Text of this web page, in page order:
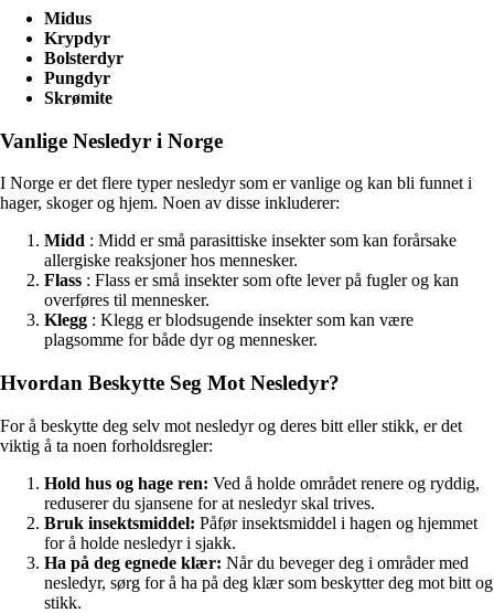
Midus
Krypdyr
Bolsterdyr
Pungdyr
Skrømite
Vanlige Nesledyr i Norge
I Norge er det flere typer nesledyr som er vanlige og kan bli funnet i
hager, skoger og hjem. Noen av disse inkluderer:
Midd : Midd er små parasittiske insekter som kan forårsake
allergiske reaksjoner hos mennesker.
Flass : Flass er små insekter som ofte lever på fugler og kan
overføres til mennesker.
Klegg : Klegg er blodsugende insekter som kan være
plagsomme for både dyr og mennesker.
Hvordan Beskytte Seg Mot Nesledyr?
For å beskytte deg selv mot nesledyr og deres bitt eller stikk, er det
viktig å ta noen forholdsregler:
Hold hus og hage ren: Ved å holde området renere og ryddig,
reduserer du sjansene for at nesledyr skal trives.
Bruk insektsmiddel: Påfør insektsmiddel i hagen og hjemmet
for å holde nesledyr i sjakk.
Ha på deg egnede klær: Når du beveger deg i områder med
nesledyr, sørg for å ha på deg klær som beskytter deg mot bitt og
stikk.